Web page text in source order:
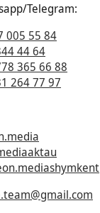
Telegram:
005 55 84
44 64
365 66 88
264 77 97